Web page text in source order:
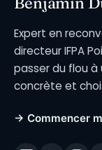
Expert en
directeur IFPA
passer du flou
concrète et
→ Commencer